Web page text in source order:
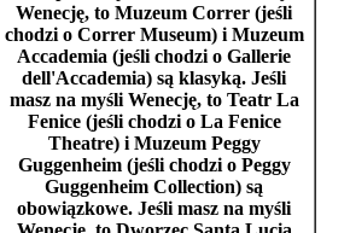
Wenecję, to Muzeum Correr (jeśli
chodzi o Correr Museum) i Muzeum
Accademia (jeśli chodzi o Gallerie
dell'Accademia) są klasyką. Jeśli
masz na myśli Wenecję, to Teatr La
Fenice(jeśli chodzi o La Fenice
Theatre) i Muzeum Peggy
Guggenheim(jeśli chodzi o Peggy
Guggenheim Collection) są
obowiązkowe. Jeśli masz na myśli